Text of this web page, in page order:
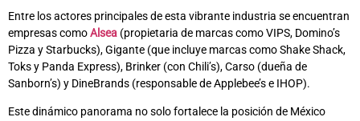
Entre los actores principales de esta vibrante industria se encuentran
empresas comoAlsea (propietaria de marcas como VIPS, Domino’s
Pizza y Starbucks), Gigante (que incluye marcas como Shake Shack,
Toks y Panda Express), Brinker (con Chili’s), Carso (dueña de
Sanborn’s) y DineBrands (responsable de Applebee’s e IHOP).
Este dinámico panorama no solo fortalece la posición de México